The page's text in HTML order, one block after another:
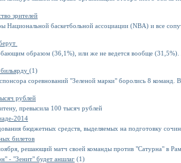
зрителей
Национальной баскетбольной ассоциации (NBA) и все
образом (36,1%), или же не ведется вообще
(1)
соревнований "Зеленой марки" боролись 8 команд.
рублей
превысила 100 тысяч рублей
2014
бюджетных средств, выделяемых на подготовку
билетов
решающий матч своей команды против "Сатурна" в
- "Зенит" будет аншлаг (1)